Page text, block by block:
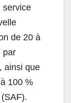
service
de 20 à
par
ainsi que
100 %